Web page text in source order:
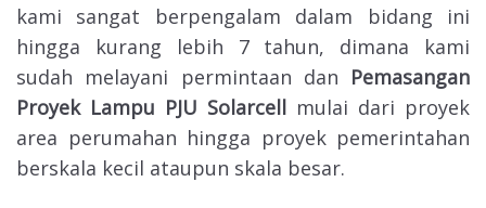
kami sangat berpengalam dalam bidang ini
hingga kurang lebih 7 tahun, dimana kami
sudah melayani permintaan dan Pemasangan
Proyek Lampu PJU Solarcell mulai dari proyek
area perumahan hingga proyek pemerintahan
berskala kecil ataupun skala besar.